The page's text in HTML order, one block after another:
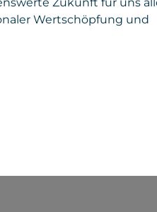
Zukunft für uns
Wertschöpfung und